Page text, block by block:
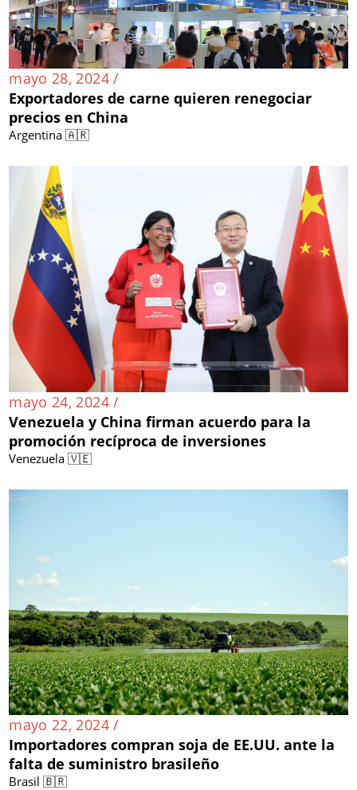
mayo 28, 2024 /
Exportadores de carne quieren renegociar
precios en China
Argentina 🇦🇷
mayo 24, 2024 /
Venezuela y China firman acuerdo para la
promoción recíproca de inversiones
Venezuela 🇻🇪
mayo 22, 2024 /
Importadores compran soja de EE.UU. ante la
falta de suministro brasileño
Brasil 🇧🇷